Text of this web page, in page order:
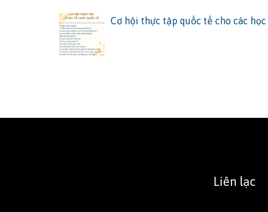
Cơ hội thực tập quốc tế cho các học
Liên lạc